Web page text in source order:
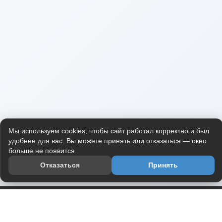
Мы используем cookies, чтобы сайт работал корректно и был
удобнее для вас. Вы можете принять или отказаться — окно
больше не появится.
Отказаться
Принять